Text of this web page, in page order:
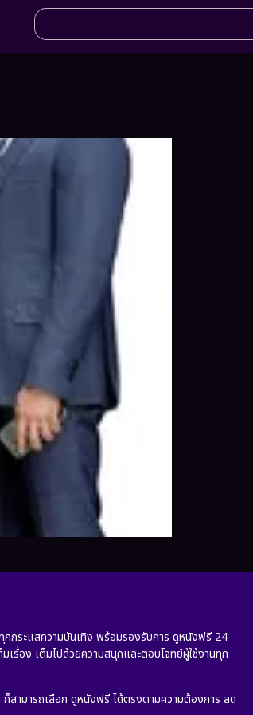
กระแสความบันเทิง พร้อมรองรับการ ดูหนังฟรี 24
รื่อง เต็มไปด้วยความสนุกและตอบโจทย์ผู้ใช้งานทุก
สามารถเลือก ดูหนังฟรี ได้ตรงตามความต้องการ ลด